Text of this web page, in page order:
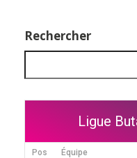
Rechercher
Ligue
Pos Équipe